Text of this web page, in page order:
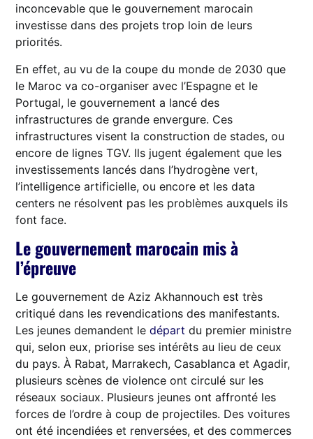
inconcevable que le gouvernement marocain
investisse dans des projets trop loin de leurs
priorités.
En effet, au vu de la coupe du monde de 2030 que
le Maroc va co-organiser avec l’Espagne et le
Portugal, le gouvernement a lancé des
infrastructures de grande envergure. Ces
infrastructures visent la construction de stades, ou
encore de lignes TGV. Ils jugent également que les
investissements lancés dans l’hydrogène vert,
l’intelligence artificielle, ou encore et les data
centers ne résolvent pas les problèmes auxquels ils
font face.
Le gouvernement marocain mis à
l’épreuve
Le gouvernement de Aziz Akhannouch est très
critiqué dans les revendications des manifestants.
Les jeunes demandent ledépart du premier ministre
qui, selon eux, priorise ses intérêts au lieu de ceux
du pays. À Rabat, Marrakech, Casablanca et Agadir,
plusieurs scènes de violence ont circulé sur les
réseaux sociaux. Plusieurs jeunes ont affronté les
forces de l’ordre à coup de projectiles. Des voitures
ont été incendiées et renversées, et des commerces